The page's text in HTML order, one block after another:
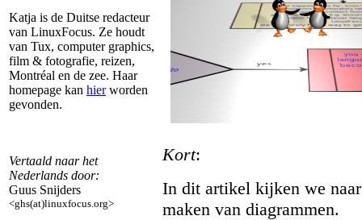
Katja is de Duitse redacteur
van LinuxFocus. Ze houdt
van Tux, computer graphics,
film & fotografie, reizen,
Montréal en de zee. Haar
homepage kan hierworden
gevonden.
Vertaald naar het
Nederlands door:
Guus Snijders
<ghs(at)linuxfocus.org>
Kort:
In dit artikel kijken we
maken van diagrammen.